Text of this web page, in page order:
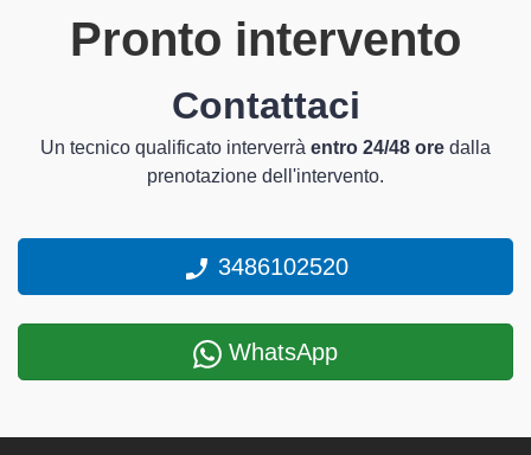
Pronto intervento
Contattaci
Un tecnico qualificato interverrà entro 24/48 ore dalla
prenotazione dell'intervento.
3486102520
WhatsApp